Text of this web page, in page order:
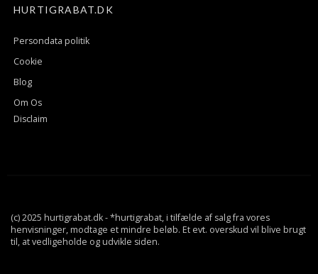
HURTIGRABAT.DK
Persondata politik
Cookie
Blog
Om Os
Disclaim
(c) 2025 hurtigrabat.dk - *hurtigrabat, i tilfælde af salg fra vores
henvisninger, modtage et mindre beløb. Et evt. overskud vil blive brugt
til, at vedligeholde og udvikle siden.